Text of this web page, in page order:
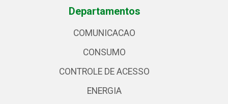
Departamentos
COMUNICACAO
CONSUMO
CONTROLE DE ACESSO
ENERGIA